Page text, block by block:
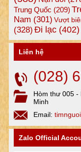
Trung Quốc (209)
Nam (301) Vượt
(328) Đi lạc(402)
Liên hệ
(028)
Hòm thư 005 -
Minh
Email:
Zalo Official